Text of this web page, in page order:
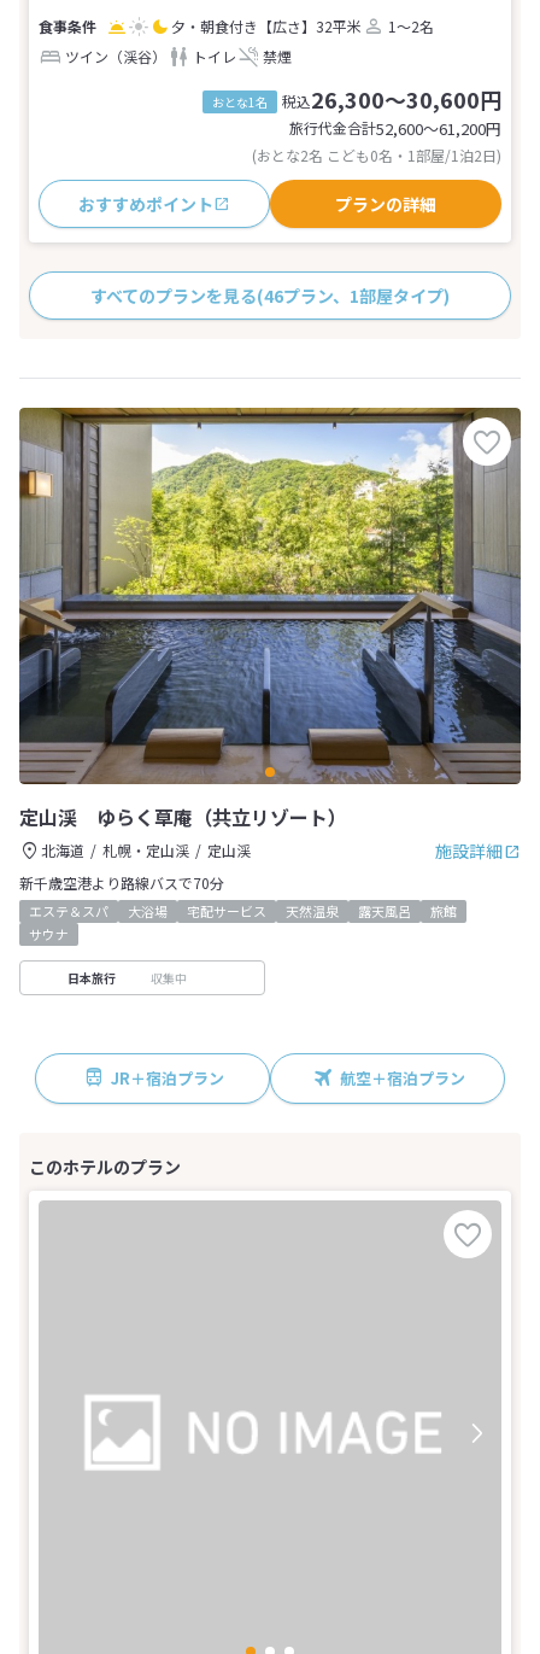
夕・朝食付き 【広さ】32平米
1～2名
ツイン（渓谷）
トイレ 禁煙
おとな1名 税込26,300～30,600円
旅行代金合計52,600〜61,200円
(おとな2名 こども0名・1部屋/1泊2日)
おすすめポイント プランの詳細
すべてのプランを見る(46プラン、1部屋タイプ)
定山渓 ゆらく草庵（共立リゾート）
施設詳細
北海道 札幌・定山渓
定山渓
新千歳空港より路線バスで70分
エステ＆スパ 大浴場 宅配サービス 天然温泉 露天風呂
旅館
サウナ
日本旅行 収集中
JR＋宿泊プラン 航空＋宿泊プラン